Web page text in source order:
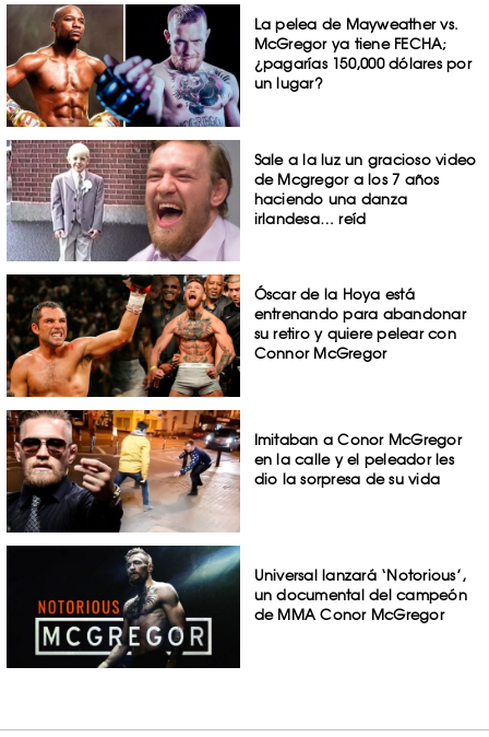
La pelea de Mayweather vs.
McGregor ya tiene FECHA;
¿pagarías 150,000 dólares por
un lugar?
Sale a la luz un gracioso video
de Mcgregor a los 7 años
haciendo una danza
irlandesa… reíd
Óscar de la Hoya está
entrenando para abandonar
su retiro y quiere pelear con
Connor McGregor
Imitaban a Conor McGregor
en la calle y el peleador les
dio la sorpresa de su vida
Universal lanzará ‘Notorious’,
un documental del campeón
de MMA Conor McGregor